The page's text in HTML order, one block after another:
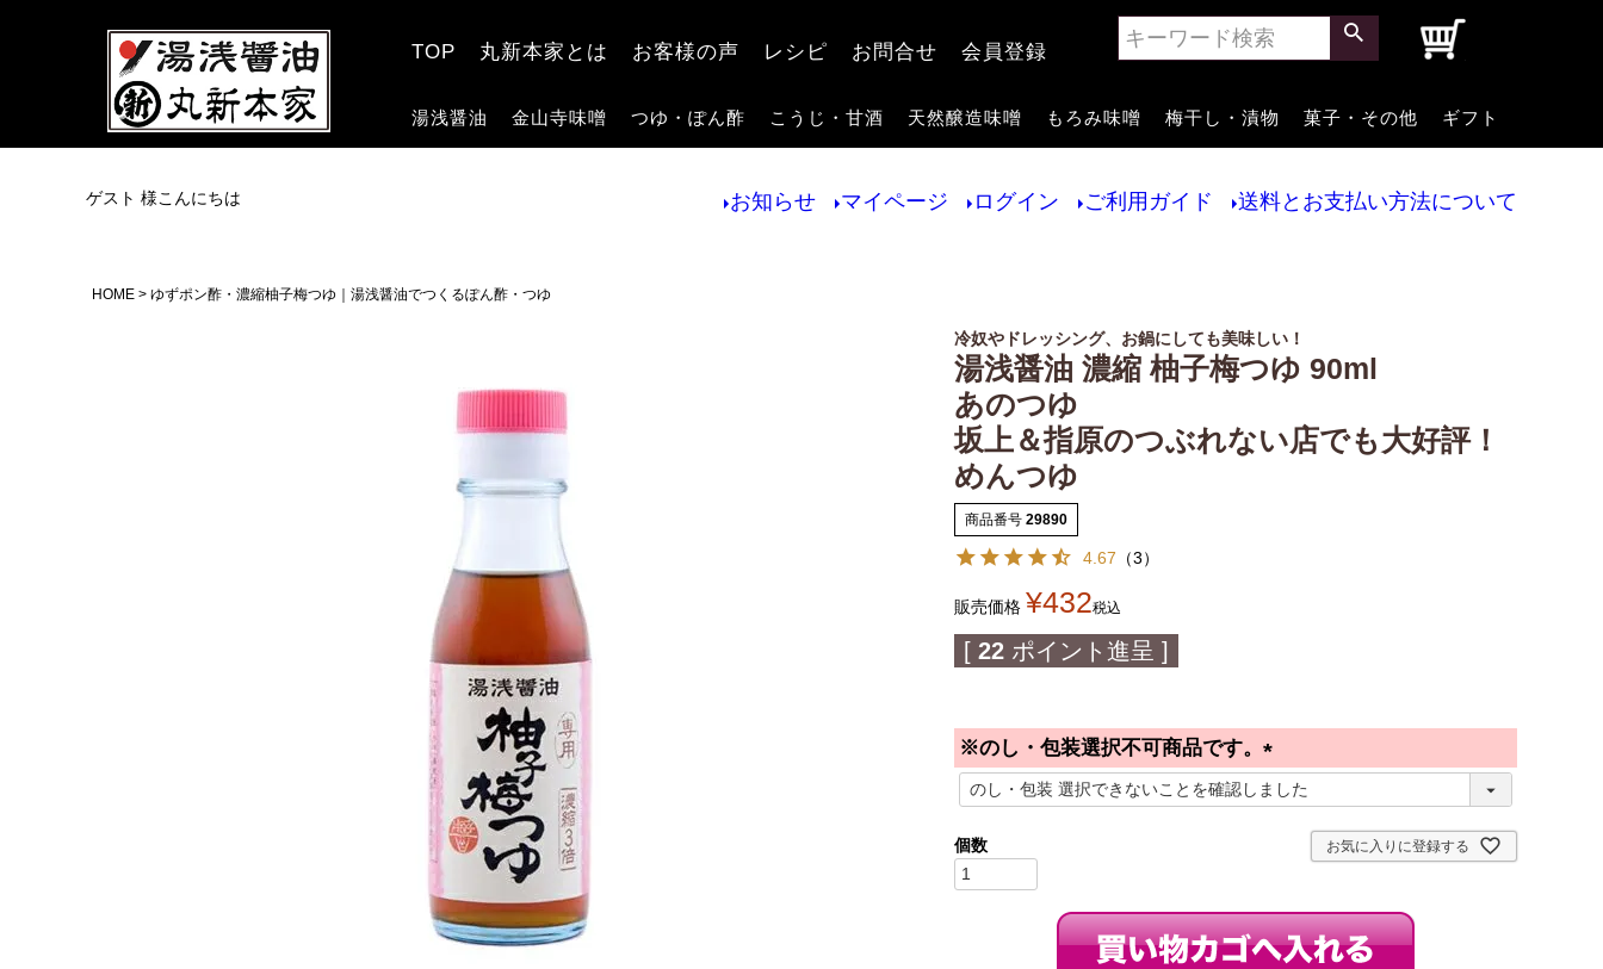
TOP 丸新本家とは お客様の声 レシピ お問合せ 会員登録
湯浅醤油 金山寺味噌 つゆ・ぽん酢 こうじ・甘酒 天然醸造味噌 もろみ味噌 梅干し・漬物 菓子・その他 ギフト
ゲスト 様こんにちは お知らせ マイページ ログイン ご利用ガイド 送料とお支払い方法について
HOME ゆずポン酢・濃縮柚子梅つゆ｜湯浅醤油でつくるぽん酢・つゆ
冷奴やドレッシング、お鍋にしても美味しい！
湯浅醤油 濃縮 柚子梅つゆ 90ml
あのつゆ
坂上＆指原のつぶれない店でも大好評！
めんつゆ
商品番号 29890
4.67 （3）
販売価格 ¥432税込
[ 22 ポイント進呈 ]
※のし・包装選択不可商品です。
(
必
お気に入りに登録する